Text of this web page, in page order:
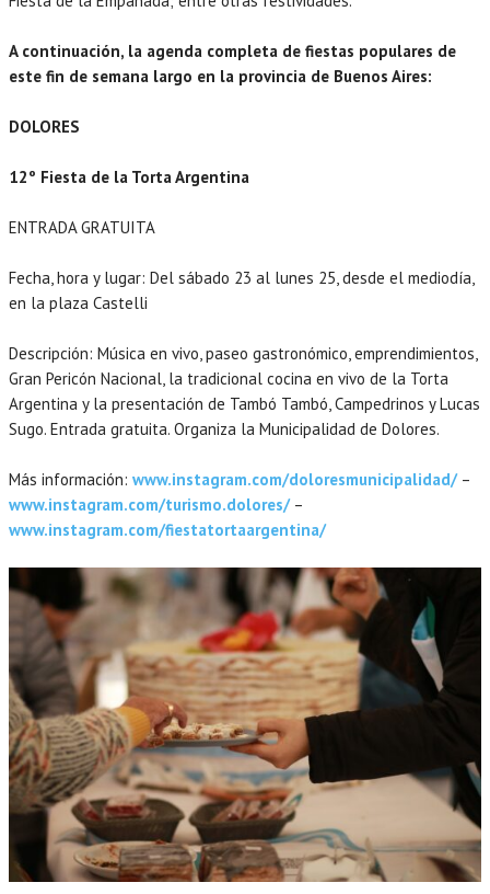
A continuación, la agenda completa de fiestas populares de
este fin de semana largo en la provincia de Buenos Aires:
DOLORES
12º Fiesta de la Torta Argentina
ENTRADA GRATUITA
Fecha, hora y lugar: Del sábado 23 al lunes 25, desde el mediodía,
en la plaza Castelli
Descripción: Música en vivo, paseo gastronómico, emprendimientos,
Gran Pericón Nacional, la tradicional cocina en vivo de la Torta
Argentina y la presentación de Tambó Tambó, Campedrinos y Lucas
Sugo. Entrada gratuita. Organiza la Municipalidad de Dolores.
Más información: www.instagram.com/doloresmunicipalidad/–
www.instagram.com/turismo.dolores/–
www.instagram.com/fiestatortaargentina/